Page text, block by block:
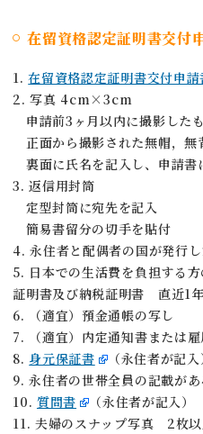
在留資格認定証明書交付
1.在留資格認定証明書交付申請
2. 写真 4cm×3cm
申請前3ヶ月以内に撮影した
正面から撮影された無帽，無
裏面に氏名を記入し、申請書
3. 返信用封筒
定型封筒に宛先を記入
簡易書留分の切手を貼付
4. 永住者と配偶者の国が発行
5. 日本での生活費を負担する方
証明書及び納税証明書 直近1
6. （適宜）預金通帳の写し
7. （適宜）内定通知書または
8. 身元保証書
（永住者が記入
9. 永住者の世帯全員の記載が
10. 質問書
（永住者が記入）
11. 夫婦のスナップ写真 2枚以